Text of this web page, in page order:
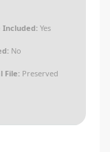
Included: Yes
No
File: Preserved